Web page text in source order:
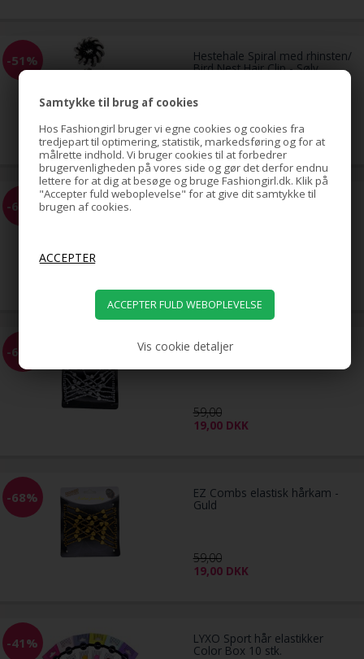
Samtykke til brug af cookies
Hos Fashiongirl bruger vi egne cookies og cookies fra
tredjepart til optimering, statistik, markedsføring og for at
målrette indhold. Vi bruger cookies til at forbedrer
brugervenligheden på vores side og gør det derfor endnu
lettere for at dig at besøge og bruge Fashiongirl.dk. Klik på
"Accepter fuld weboplevelse" for at give dit samtykke til
brugen af cookies.
Vis cookie detaljer
-51% Hestehale Spiral med rhinsten/
Bird Nest Hair Clip - Sølv
79,00
39,00DKK
-68% EZ Combs elastisk hårkam -
-68% EZ Combs elastisk hårkam -
59,00
19,00 DKK
-68% EZ Combs elastisk hårkam -
Guld
59,00
19,00 DKK
-41% LYXO Sport hår elastikker
Color Box 10 stk.